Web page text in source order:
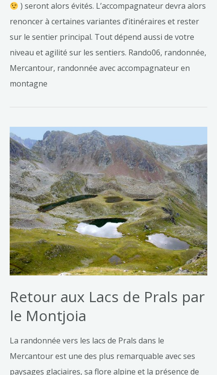
) seront alors évités. L’accompagnateur devra alors
renoncer à certaines variantes d’itinéraires et rester
sur le sentier principal. Tout dépend aussi de votre
niveau et agilité sur les sentiers. Rando06, randonnée,
Mercantour, randonnée avec accompagnateur en
montagne
Retour aux Lacs de Prals par
le Montjoia
La randonnée vers les lacs de Prals dans le
Mercantour est une des plus remarquable avec ses
paysages glaciaires, sa flore alpine et la présence de